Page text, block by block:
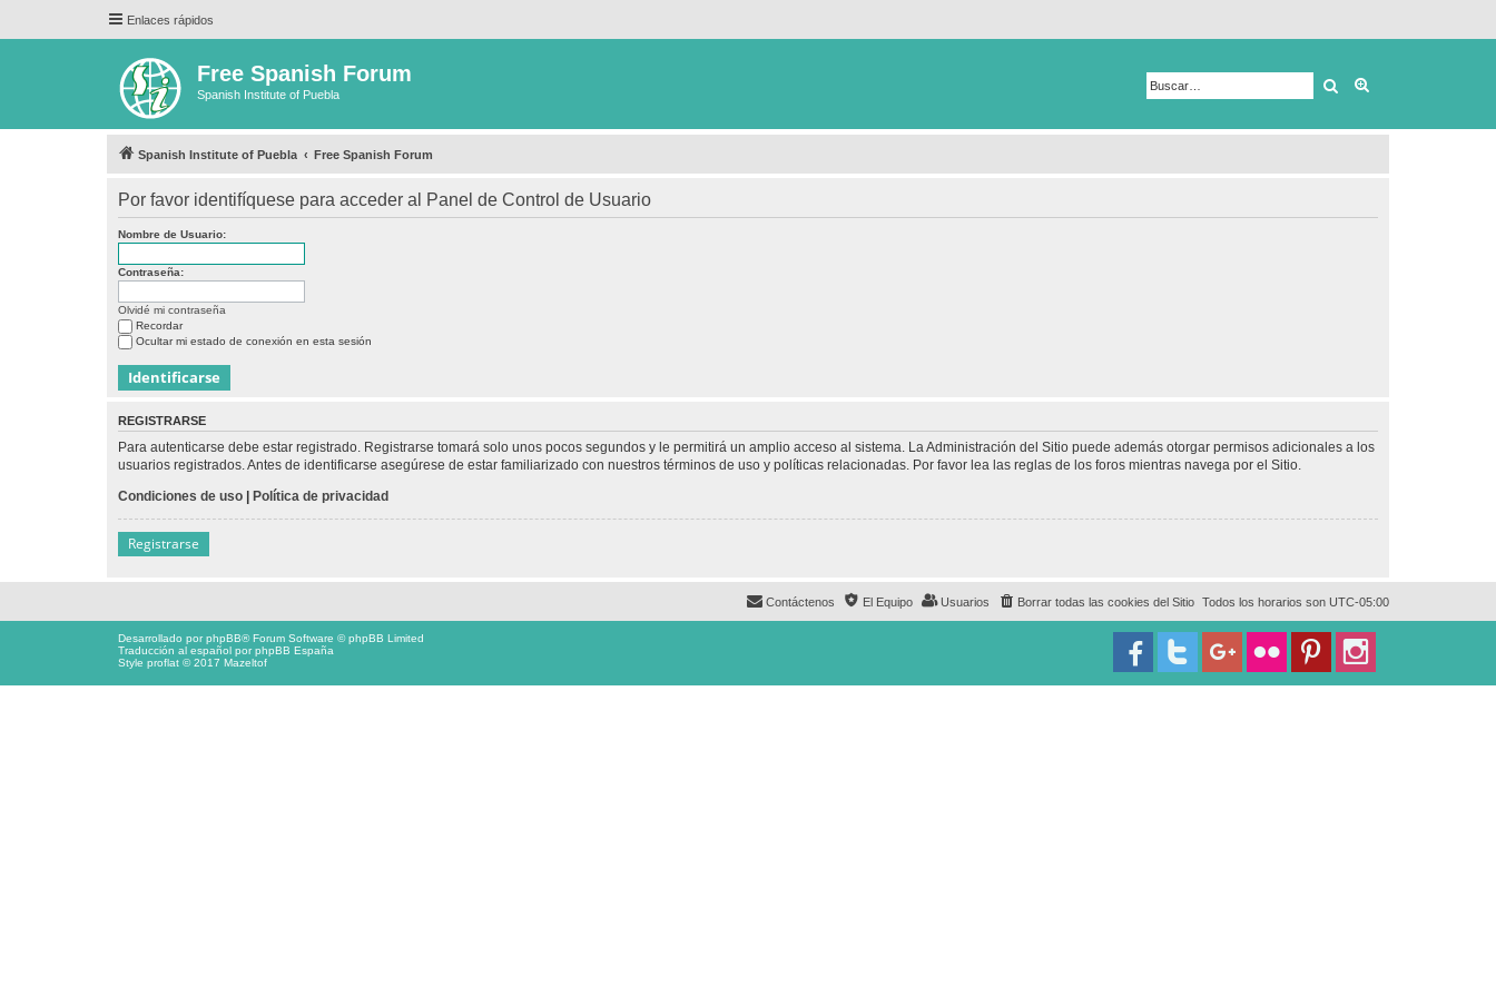
Enlaces rápidos
Free Spanish Forum
Spanish Institute of Puebla Buscar
Spanish Institute of Puebla Free Spanish Forum
Por favor identifíquese para acceder al Panel de Control de Usuario
Nombre de Usuario:
Contraseña:
Olvidé mi contraseña
Recordar
Ocultar mi estado de conexión en esta sesión
REGISTRARSE
Para autenticarse debe estar registrado. Registrarse tomará solo unos pocos segundos y le permitirá un amplio acceso al sistema. La Administración del Sitio puede además otorgar permisos adicionales a los
usuarios registrados. Antes de identificarse asegúrese de estar familiarizado con nuestros términos de uso y políticas relacionadas. Por favor lea las reglas de los foros mientras navega por el Sitio.
Condiciones de uso | Política de privacidad
Registrarse
Todos los horarios son UTC-05:00
Borrar todas las cookies del Sitio
Usuarios
El Equipo
Contáctenos
Desarrollado porphpBB® Forum Software © phpBB Limited
Traducción al español porphpBB España
Style proflat © 2017 Mazeltof